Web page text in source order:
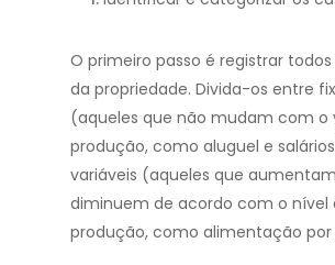
O primeiro passo é registrar
da propriedade. Divida-os entre
(aqueles que não mudam com o
produção, como aluguel e
variáveis (aqueles que
diminuem de acordo com o nível
produção, como alimentação